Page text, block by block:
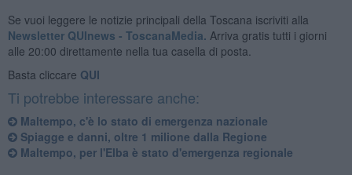
Se vuoi leggere le notizie principali della Toscana iscriviti alla
Newsletter QUInews - ToscanaMedia. Arriva gratis tutti i giorni
alle 20:00 direttamente nella tua casella di posta.
Basta cliccare QUI
Ti potrebbe interessare anche:
Maltempo, c'è lo stato di emergenza nazionale
Spiagge e danni, oltre 1 milione dalla Regione
Maltempo, per l'Elba è stato d'emergenza regionale